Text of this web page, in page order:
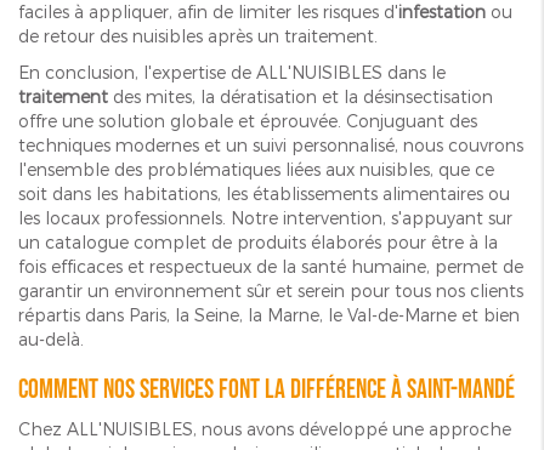
faciles à appliquer, afin de limiter les risques d'infestation ou
de retour des nuisibles après un traitement.
En conclusion, l'expertise de ALL'NUISIBLES dans le
traitement des mites, la dératisation et la désinsectisation
offre une solution globale et éprouvée. Conjuguant des
techniques modernes et un suivi personnalisé, nous couvrons
l'ensemble des problématiques liées aux nuisibles, que ce
soit dans les habitations, les établissements alimentaires ou
les locaux professionnels. Notre intervention, s'appuyant sur
un catalogue complet de produits élaborés pour être à la
fois efficaces et respectueux de la santé humaine, permet de
garantir un environnement sûr et serein pour tous nos clients
répartis dans Paris, la Seine, la Marne, le Val-de-Marne et bien
au-delà.
Comment nos services font la différence à Saint-Mandé
Chez ALL'NUISIBLES, nous avons développé une approche